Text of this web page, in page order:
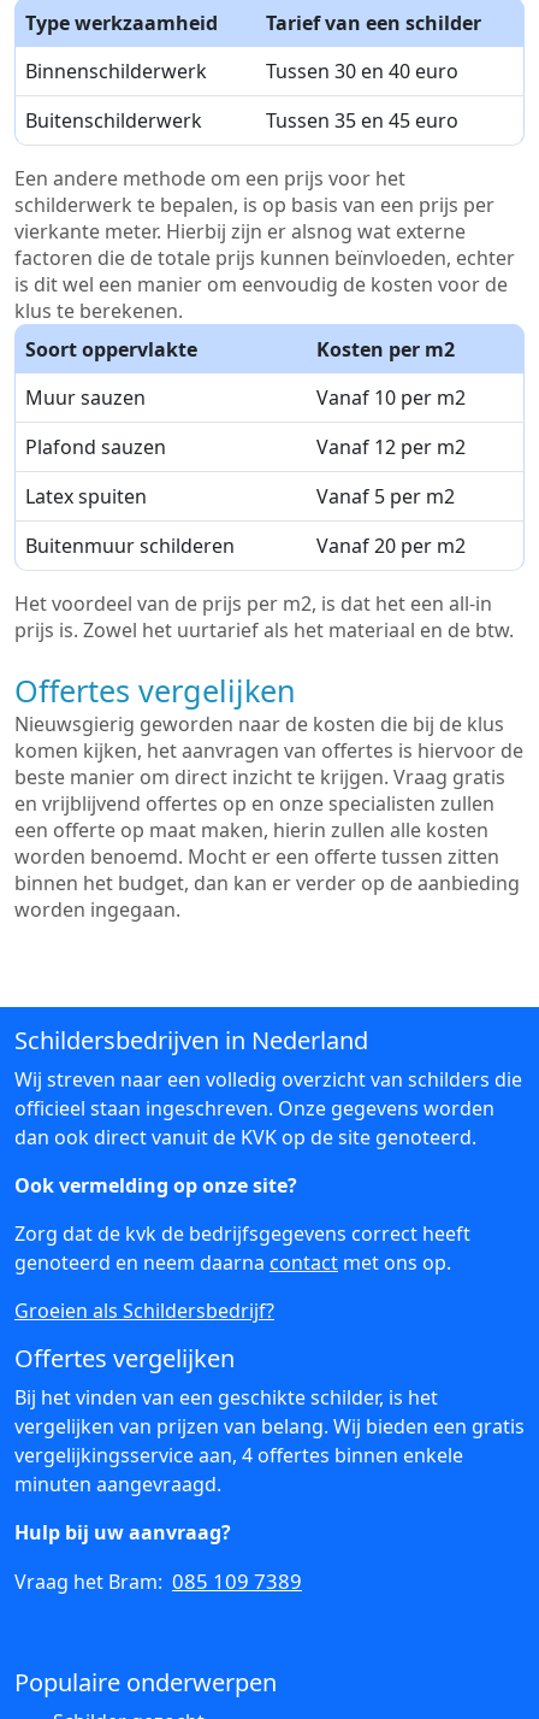
Type werkzaamheid
Tarief van een schilder
Binnenschilderwerk
Tussen 30 en 40 euro
Buitenschilderwerk
Tussen 35 en 45 euro
Een andere methode om een prijs voor het
schilderwerk te bepalen, is op basis van een prijs per
vierkante meter. Hierbij zijn er alsnog wat externe
factoren die de totale prijs kunnen beïnvloeden, echter
is dit wel een manier om eenvoudig de kosten voor de
klus te berekenen.
Soort oppervlakte
Kosten per m2
Muur sauzen
Vanaf 10 per m2
Plafond sauzen
Vanaf 12 per m2
Latex spuiten
Vanaf 5 per m2
Buitenmuur schilderen
Vanaf 20 per m2
Het voordeel van de prijs per m2, is dat het een all-in
prijs is. Zowel het uurtarief als het materiaal en de btw.
Offertes vergelijken
Nieuwsgierig geworden naar de kosten die bij de klus
komen kijken, het aanvragen van offertes is hiervoor de
beste manier om direct inzicht te krijgen. Vraag gratis
en vrijblijvend offertes op en onze specialisten zullen
een offerte op maat maken, hierin zullen alle kosten
worden benoemd. Mocht er een offerte tussen zitten
binnen het budget, dan kan er verder op de aanbieding
worden ingegaan.
Schildersbedrijven in Nederland
Wij streven naar een volledig overzicht van schilders die
officieel staan ingeschreven. Onze gegevens worden
dan ook direct vanuit de KVK op de site genoteerd.
Ook vermelding op onze site?
Zorg dat de kvk de bedrijfsgegevens correct heeft
genoteerd en neem daarna contact met ons op.
Groeien als Schildersbedrijf?
Offertes vergelijken
Bij het vinden van een geschikte schilder, is het
vergelijken van prijzen van belang. Wij bieden een gratis
vergelijkingsservice aan, 4 offertes binnen enkele
minuten aangevraagd.
Hulp bij uw aanvraag?
Vraag het Bram: 085 109 7389
Populaire onderwerpen